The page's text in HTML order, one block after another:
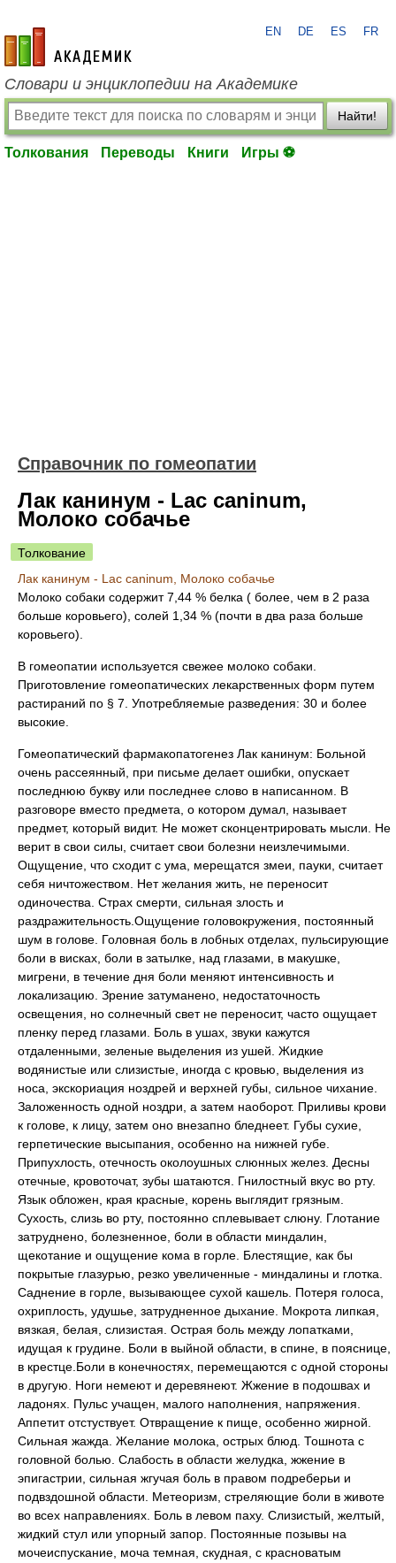
academic.ru
EN DE ES FR
Словари и энциклопедии на Академике
Найти!
Толкования Переводы Книги Игры ⚽
Справочник по гомеопатии
Лак канинум - Lac caninum,
Молоко собачье
Толкование
Лак канинум - Lac caninum, Молоко собачье
Молоко собаки содержит 7,44 % белка ( более, чем в 2 раза
больше коровьего), солей 1,34 % (почти в два раза больше
коровьего).
В гомеопатии используется свежее молоко собаки.
Приготовление гомеопатических лекарственных форм путем
растираний по § 7. Употребляемые разведения: 30 и более
высокие.
Гомеопатический фармакопатогенез Лак канинум: Больной
очень рассеянный, при письме делает ошибки, опускает
последнюю букву или последнее слово в написанном. В
разговоре вместо предмета, о котором думал, называет
предмет, который видит. Не может сконцентрировать мысли. Не
верит в свои силы, считает свои болезни неизлечимыми.
Ощущение, что сходит с ума, мерещатся змеи, пауки, считает
себя ничтожеством. Нет желания жить, не переносит
одиночества. Страх смерти, сильная злость и
раздражительность.Ощущение головокружения, постоянный
шум в голове. Головная боль в лобных отделах, пульсирующие
боли в висках, боли в затылке, над глазами, в макушке,
мигрени, в течение дня боли меняют интенсивность и
локализацию. Зрение затуманено, недостаточность
освещения, но солнечный свет не переносит, часто ощущает
пленку перед глазами. Боль в ушах, звуки кажутся
отдаленными, зеленые выделения из ушей. Жидкие
водянистые или слизистые, иногда с кровью, выделения из
носа, экскориация ноздрей и верхней губы, сильное чихание.
Заложенность одной ноздри, а затем наоборот. Приливы крови
к голове, к лицу, затем оно внезапно бледнеет. Губы сухие,
герпетические высыпания, особенно на нижней губе.
Припухлость, отечность околоушных слюнных желез. Десны
отечные, кровоточат, зубы шатаются. Гнилостный вкус во рту.
Язык обложен, края красные, корень выглядит грязным.
Сухость, слизь во рту, постоянно сплевывает слюну. Глотание
затруднено, болезненное, боли в области миндалин,
щекотание и ощущение кома в горле. Блестящие, как бы
покрытые глазурью, резко увеличенные - миндалины и глотка.
Саднение в горле, вызывающее сухой кашель. Потеря голоса,
охриплость, удушье, затрудненное дыхание. Мокрота липкая,
вязкая, белая, слизистая. Острая боль между лопатками,
идущая к грудине. Боли в выйной области, в спине, в пояснице,
в крестце.Боли в конечностях, перемещаются с одной стороны
в другую. Ноги немеют и деревянеют. Жжение в подошвах и
ладонях. Пульс учащен, малого наполнения, напряжения.
Аппетит отстуствует. Отвращение к пище, особенно жирной.
Сильная жажда. Желание молока, острых блюд. Тошнота с
головной болью. Слабость в области желудка, жжение в
эпигастрии, сильная жгучая боль в правом подреберьи и
подвздошной области. Метеоризм, стреляющие боли в животе
во всех направлениях. Боль в левом паху. Слизистый, желтый,
жидкий стул или упорный запор. Постоянные позывы на
мочеиспускание, моча темная, скудная, с красноватым